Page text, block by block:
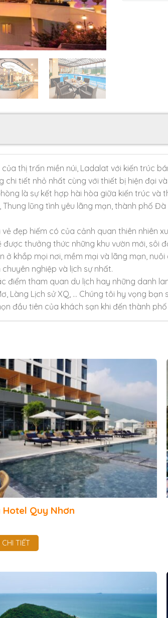
thị trấn miền núi, Ladalat với kiến trúc
tiết nhỏ nhất cùng với thiết bị hiện đại
là sự kết hợp hài hòa giữa kiến trúc và
lũng tình yêu lãng mạn, thành phố
đẹp hiếm có của cảnh quan thiên nhiên
thưởng thức những khu vườn mới, sôi
ở khắp mọi nơi, mềm mại và lãng mạn,
nghiệp và lịch sự nhất.
điểm tham quan du lịch hay những danh
Làng Lịch sử XQ, … Chúng tôi hy vọng
đầu tiên của khách sạn khi đến thành
Hotel Quy Nhơn
CHI TIẾT